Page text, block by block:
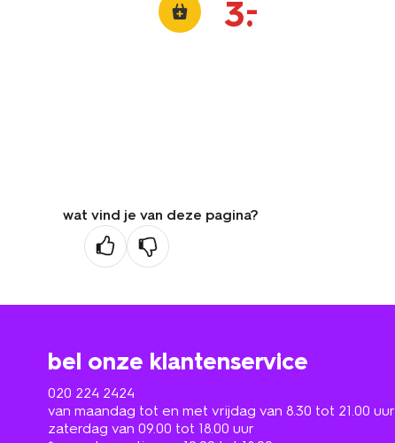
3.
–
wat vind je van deze pagina?
bel onze klantenservice
020 224 2424
van maandag tot en met vrijdag van 8.30 tot 21.00 uur
zaterdag van 09.00 tot 18.00 uur